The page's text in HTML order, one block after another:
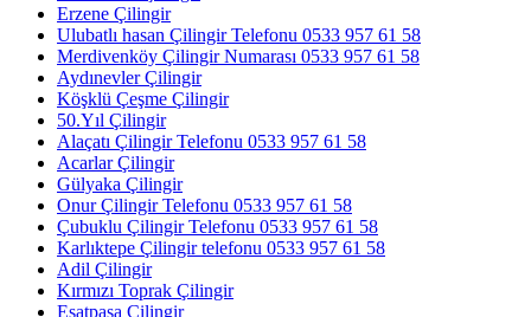
Erzene Çilingir
Ulubatlı hasan Çilingir Telefonu 0533 957 61 58
Merdivenköy Çilingir Numarası 0533 957 61 58
Aydınevler Çilingir
Köşklü Çeşme Çilingir
50.Yıl Çilingir
Alaçatı Çilingir Telefonu 0533 957 61 58
Acarlar Çilingir
Gülyaka Çilingir
Onur Çilingir Telefonu 0533 957 61 58
Çubuklu Çilingir Telefonu 0533 957 61 58
Karlıktepe Çilingir telefonu 0533 957 61 58
Adil Çilingir
Kırmızı Toprak Çilingir
Esatpaşa Çilingir